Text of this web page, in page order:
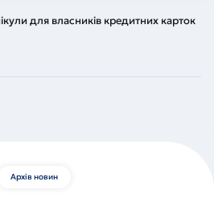
для власників кредитних карток
Архів новин